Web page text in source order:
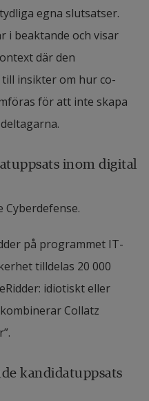
egna slutsatser.
i beaktande och visar
där den
insikter om hur co-
för att inte skapa
inom digital
Cyberdefense.
på programmet IT-
tilldelas 20 000
idiotiskt eller
Collatz
kandidatuppsats